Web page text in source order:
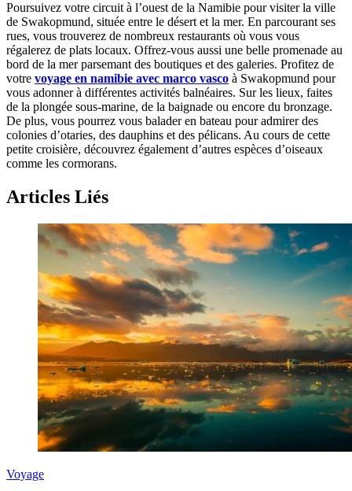
Poursuivez votre circuit à l’ouest de la Namibie pour visiter la ville
de Swakopmund, située entre le désert et la mer. En parcourant ses
rues, vous trouverez de nombreux restaurants où vous vous
régalerez de plats locaux. Offrez-vous aussi une belle promenade au
bord de la mer parsemant des boutiques et des galeries. Profitez de
votre voyage en namibie avec marco vasco à Swakopmund pour
vous adonner à différentes activités balnéaires. Sur les lieux, faites
de la plongée sous-marine, de la baignade ou encore du bronzage.
De plus, vous pourrez vous balader en bateau pour admirer des
colonies d’otaries, des dauphins et des pélicans. Au cours de cette
petite croisière, découvrez également d’autres espèces d’oiseaux
comme les cormorans.
Articles Liés
Voyage